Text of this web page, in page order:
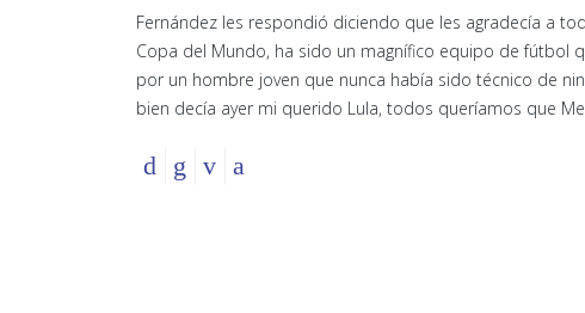
Fernández les respondió diciendo que les agradecía a
Copa del Mundo, ha sido un magnífico equipo de fútbol
por un hombre joven que nunca había sido técnico de
bien decía ayer mi querido Lula, todos queríamos que